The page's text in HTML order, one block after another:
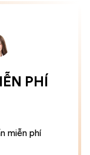
PHÍ
miễn phí